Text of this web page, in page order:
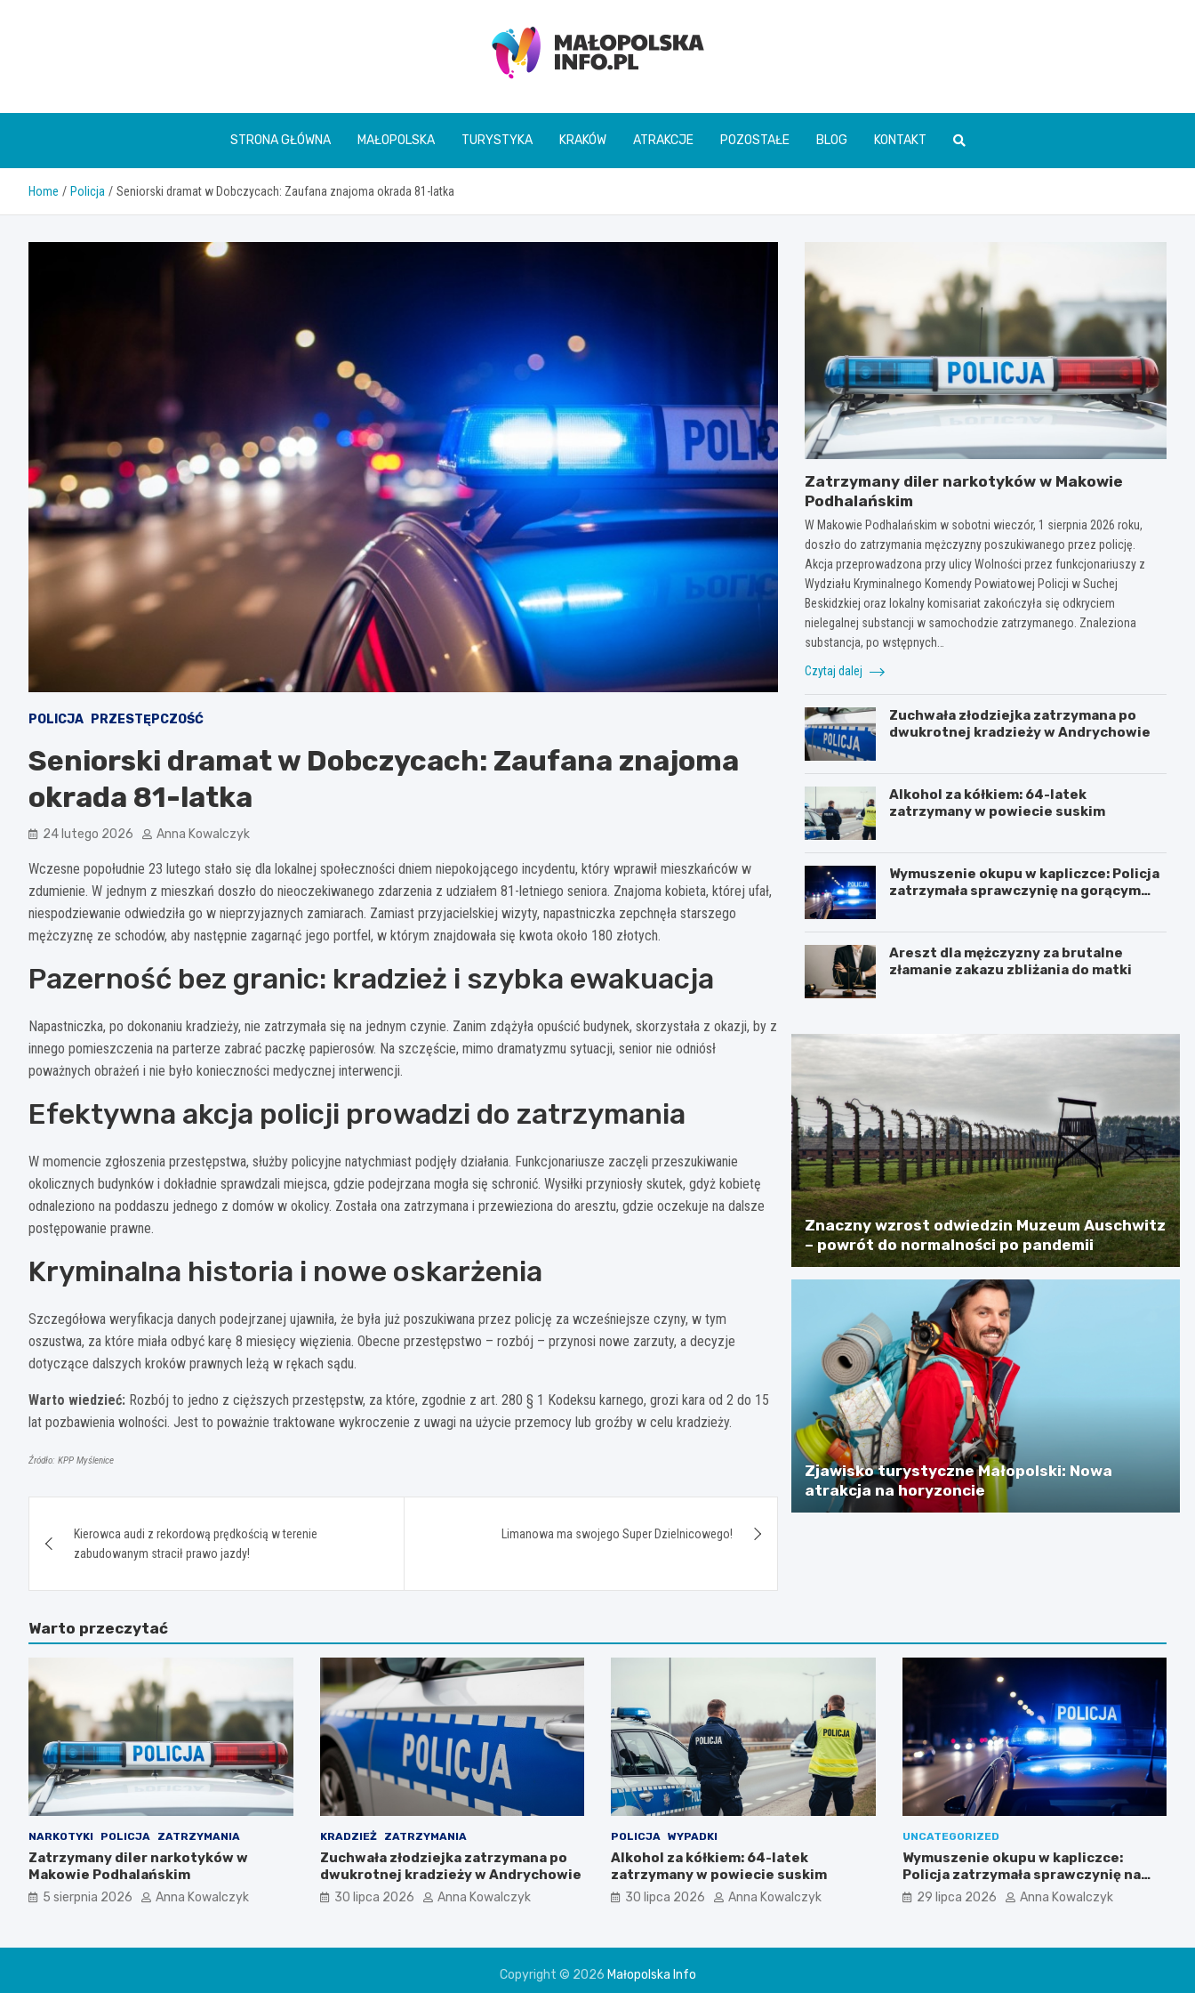
Małopolska Info
STRONA GŁÓWNA MAŁOPOLSKA TURYSTYKA KRAKÓW ATRAKCJE POZOSTAŁE BLOG KONTAKT
Home Policja Seniorski dramat w Dobczycach: Zaufana znajoma okrada 81-latka
POLICJA PRZESTĘPCZOŚĆ
Seniorski dramat w Dobczycach: Zaufana znajoma
okrada 81-latka
24 lutego 2026 Anna Kowalczyk
Wczesne popołudnie 23 lutego stało się dla lokalnej społeczności dniem niepokojącego incydentu, który wprawił mieszkańców w
zdumienie. W jednym z mieszkań doszło do nieoczekiwanego zdarzenia z udziałem 81-letniego seniora. Znajoma kobieta, której ufał,
niespodziewanie odwiedziła go w nieprzyjaznych zamiarach. Zamiast przyjacielskiej wizyty, napastniczka zepchnęła starszego
mężczyznę ze schodów, aby następnie zagarnąć jego portfel, w którym znajdowała się kwota około 180 złotych.
Pazerność bez granic: kradzież i szybka ewakuacja
Napastniczka, po dokonaniu kradzieży, nie zatrzymała się na jednym czynie. Zanim zdążyła opuścić budynek, skorzystała z okazji, by z
innego pomieszczenia na parterze zabrać paczkę papierosów. Na szczęście, mimo dramatyzmu sytuacji, senior nie odniósł
poważnych obrażeń i nie było konieczności medycznej interwencji.
Efektywna akcja policji prowadzi do zatrzymania
W momencie zgłoszenia przestępstwa, służby policyjne natychmiast podjęły działania. Funkcjonariusze zaczęli przeszukiwanie
okolicznych budynków i dokładnie sprawdzali miejsca, gdzie podejrzana mogła się schronić. Wysiłki przyniosły skutek, gdyż kobietę
odnaleziono na poddaszu jednego z domów w okolicy. Została ona zatrzymana i przewieziona do aresztu, gdzie oczekuje na dalsze
postępowanie prawne.
Kryminalna historia i nowe oskarżenia
Szczegółowa weryfikacja danych podejrzanej ujawniła, że była już poszukiwana przez policję za wcześniejsze czyny, w tym
oszustwa, za które miała odbyć karę 8 miesięcy więzienia. Obecne przestępstwo – rozbój – przynosi nowe zarzuty, a decyzje
dotyczące dalszych kroków prawnych leżą w rękach sądu.
Warto wiedzieć: Rozbój to jedno z cięższych przestępstw, za które, zgodnie z art. 280 § 1 Kodeksu karnego, grozi kara od 2 do 15
lat pozbawienia wolności. Jest to poważnie traktowane wykroczenie z uwagi na użycie przemocy lub groźby w celu kradzieży.
Źródło: KPP Myślenice
wpisuKierowca audi z rekordową prędkością w terenie
zabudowanym stracił prawo jazdy!
Limanowa ma swojego Super Dzielnicowego!
Zatrzymany diler narkotyków w Makowie
Podhalańskim
W Makowie Podhalańskim w sobotni wieczór, 1 sierpnia 2026 roku,
doszło do zatrzymania mężczyzny poszukiwanego przez policję.
Akcja przeprowadzona przy ulicy Wolności przez funkcjonariuszy z
Wydziału Kryminalnego Komendy Powiatowej Policji w Suchej
Beskidzkiej oraz lokalny komisariat zakończyła się odkryciem
nielegalnej substancji w samochodzie zatrzymanego. Znaleziona
substancja, po wstępnych…
Czytaj dalej
Zuchwała złodziejka zatrzymana po
dwukrotnej kradzieży w Andrychowie
Alkohol za kółkiem: 64-latek
zatrzymany w powiecie suskim
Wymuszenie okupu w kapliczce: Policja
zatrzymała sprawczynię na gorącym
Areszt dla mężczyzny za brutalne
złamanie zakazu zbliżania do matki
Znaczny wzrost odwiedzin Muzeum Auschwitz
– powrót do normalności po pandemii
Zjawisko turystyczne Małopolski: Nowa
atrakcja na horyzoncie
Warto przeczytać
NARKOTYKI POLICJA ZATRZYMANIA
Zatrzymany diler narkotyków w
Makowie Podhalańskim
5 sierpnia 2026 Anna Kowalczyk
KRADZIEŻ ZATRZYMANIA
Zuchwała złodziejka zatrzymana po
dwukrotnej kradzieży w Andrychowie
30 lipca 2026 Anna Kowalczyk
POLICJA WYPADKI
Alkohol za kółkiem: 64-latek
zatrzymany w powiecie suskim
30 lipca 2026 Anna Kowalczyk
UNCATEGORIZED
Wymuszenie okupu w kapliczce:
Policja zatrzymała sprawczynię na
gorącym uczynku
29 lipca 2026 Anna Kowalczyk
Copyright © 2026 Małopolska Info